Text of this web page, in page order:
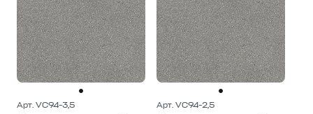
Арт. VC94-3,5 Арт. VC94-2,5